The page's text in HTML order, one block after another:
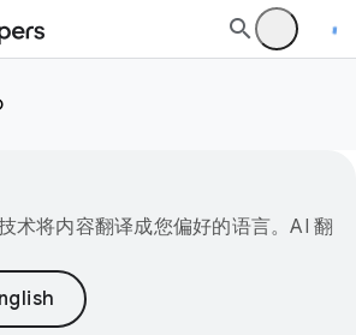
术将内容翻译成您偏好的语言。AI 翻